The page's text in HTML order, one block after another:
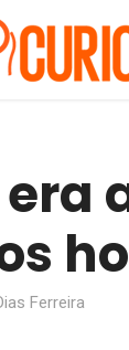
era
Ferreira